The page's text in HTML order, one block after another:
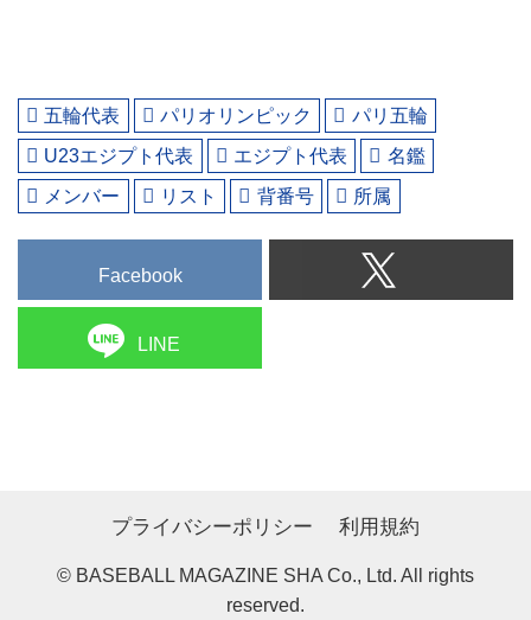
五輪代表 パリオリンピック
パリ五輪
U23エジプト代表
エジプト代表
名鑑
メンバー
リスト 背番号 所属
Facebook
LINE
プライバシーポリシー 利用規約
© BASEBALL MAGAZINE SHA Co., Ltd. All rights
reserved.